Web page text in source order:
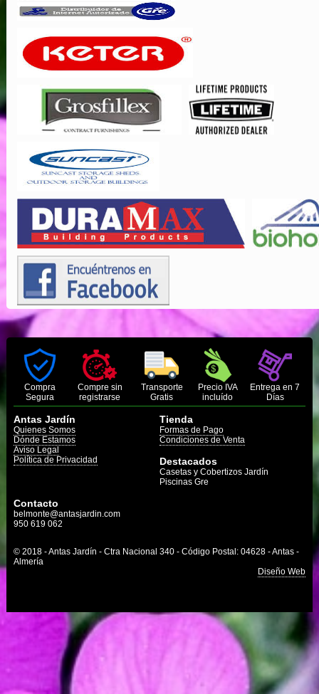
Compra
Segura
Compre sin
registrarse
Transporte
Gratis
Precio IVA
incluído
Entrega en 7
Días
Antas Jardín
Quienes Somos
Dónde Estamos
Aviso Legal
Política de Privacidad
Tienda
Formas de Pago
Condiciones de Venta
Destacados
Casetas y Cobertizos Jardín
Piscinas Gre
Contacto
belmonte@antasjardin.com
950 619 062
© 2018 - Antas Jardín - Ctra Nacional 340 - Código Postal: 04628 - Antas -
Almería
Diseño Web